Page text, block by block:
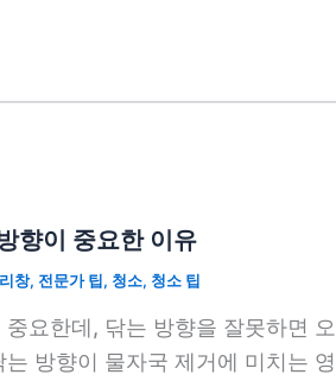
향이 중요한 이유
창, 전문가 팁, 청소, 청소 팁
요한데, 닦는 방향을 잘못하면
방향이 물자국 제거에 미치는